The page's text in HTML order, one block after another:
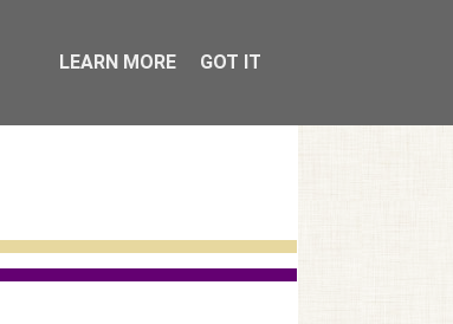
LEARN MORE GOT IT